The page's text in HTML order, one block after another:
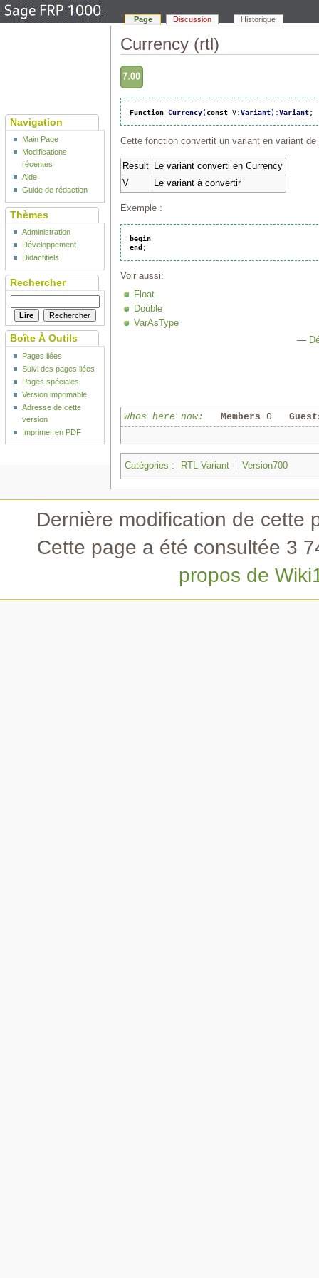
Currency (rtl)
Function Currency(const V:Variant) :Variant;
Cette fonction convertit un variant en variant de
Result
Le variant converti en Currency
V
Le variant à convertir
Exemple :
begin
end;
Voir aussi:
Float
Double
VarAsType
—
Whos here now: Members 0
Catégories : RTL Variant Version700
Page Discussion Historique
Navigation
Main Page
Modifications
récentes
Aide
Guide de rédaction
Thèmes
Administration
Développement
Didactitiels
Rechercher
Boîte À Outils
Pages liées
Suivi des pages liées
Pages spéciales
Version imprimable
Adresse de cette
version
Imprimer en PDF
Dernière modification de cette
Cette page a été consultée 3
propos de